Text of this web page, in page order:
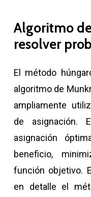
Algoritmo
resolver
El método
algoritmo de
ampliamente
de asignación.
asignación
beneficio,
función objetivo.
en detalle el